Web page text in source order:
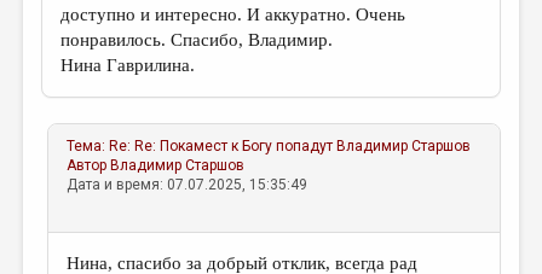
доступно и интересно. И аккуратно. Очень
понравилось. Спасибо, Владимир.
Нина Гаврилина.
Тема: Re: Re: Покамест к Богу попадут Владимир Старшов
Автор Владимир Старшов
Дата и время: 07.07.2025, 15:35:49
Нина, спасибо за добрый отклик, всегда рад